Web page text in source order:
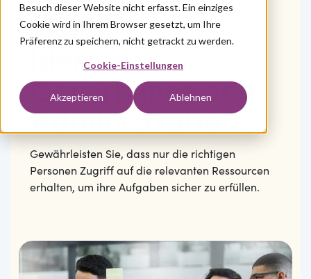
Besuch dieser Website nicht erfasst. Ein einziges
Cookie wird in Ihrem Browser gesetzt, um Ihre
Präferenz zu speichern, nicht getrackt zu werden.
Cookie-Einstellungen
Akzeptieren Ablehnen
WAS WIR TUN
Identity
Governance and
Administration
Gewährleisten Sie, dass nur die richtigen
Personen Zugriff auf die relevanten Ressourcen
erhalten, um ihre Aufgaben sicher zu erfüllen.